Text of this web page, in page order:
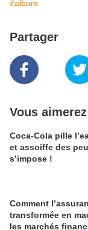
#album
Partager
Vous
Coca-Cola pille
et assoiffe des
s’impose !
Comment
transformée en
les marchés